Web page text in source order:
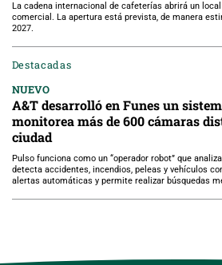
La cadena internacional de cafeterías abrirá un
comercial. La apertura está prevista, de manera
2027.
Destacadas
NUEVO
A&T desarrolló en Funes un
monitorea más de 600 cámaras
ciudad
Pulso funciona como un “operador robot” que
detecta accidentes, incendios, peleas y vehículos
alertas automáticas y permite realizar búsquedas